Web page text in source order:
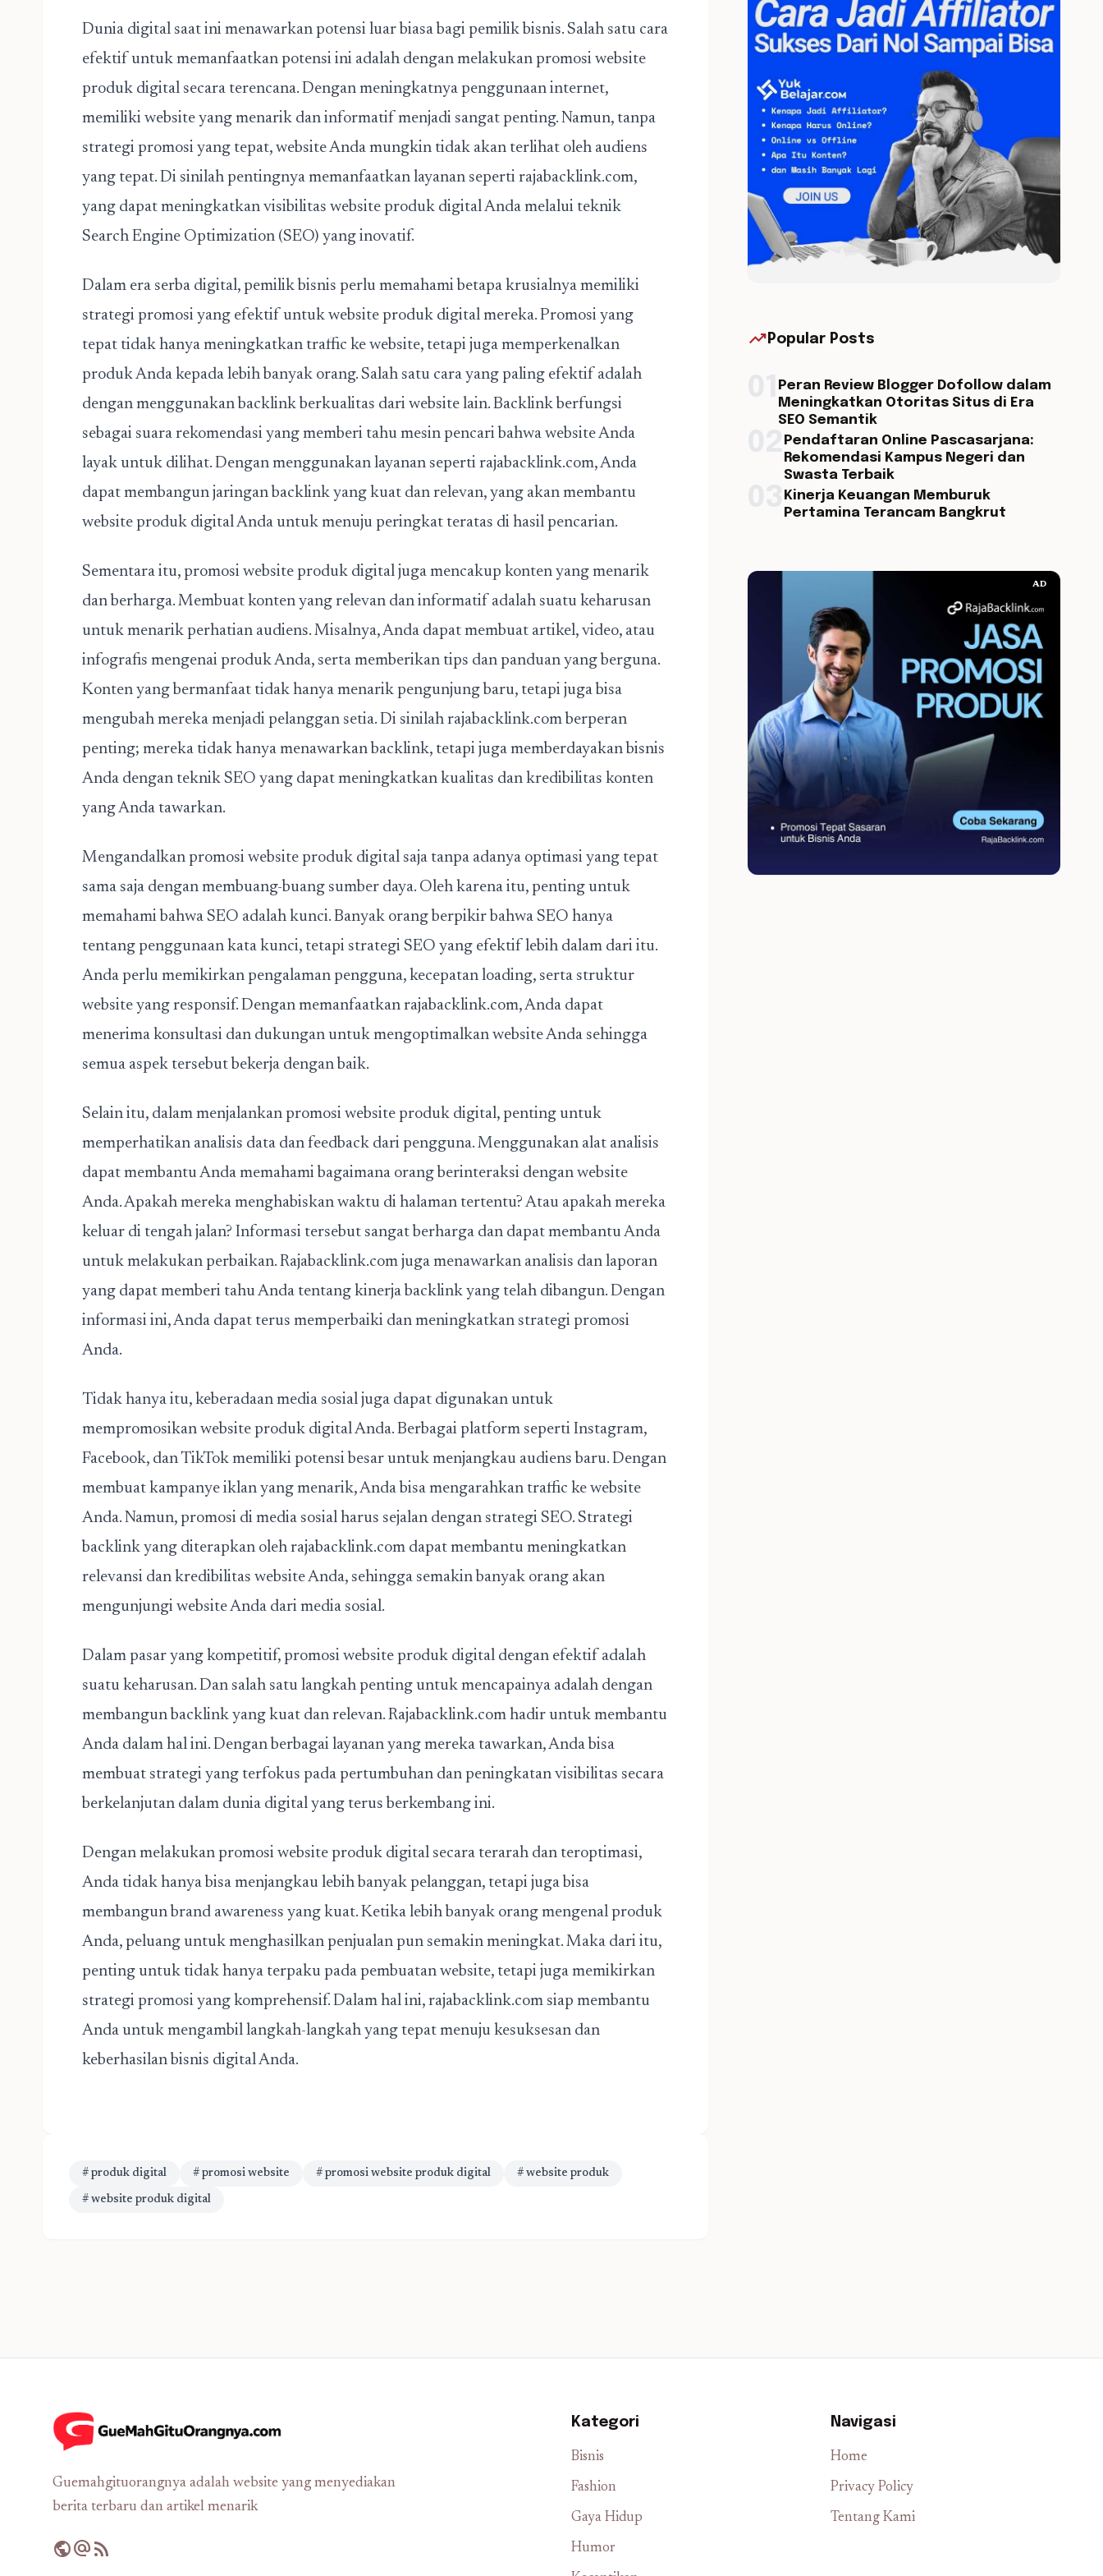
Dunia digital saat ini menawarkan potensi luar biasa bagi pemilik bisnis. Salah satu cara
efektif untuk memanfaatkan potensi ini adalah dengan melakukan promosi website
produk digital secara terencana. Dengan meningkatnya penggunaan internet,
memiliki website yang menarik dan informatif menjadi sangat penting. Namun, tanpa
strategi promosi yang tepat, website Anda mungkin tidak akan terlihat oleh audiens
yang tepat. Di sinilah pentingnya memanfaatkan layanan seperti rajabacklink.com,
yang dapat meningkatkan visibilitas website produk digital Anda melalui teknik
Search Engine Optimization (SEO) yang inovatif.
Dalam era serba digital, pemilik bisnis perlu memahami betapa krusialnya memiliki
strategi promosi yang efektif untuk website produk digital mereka. Promosi yang
tepat tidak hanya meningkatkan traffic ke website, tetapi juga memperkenalkan
produk Anda kepada lebih banyak orang. Salah satu cara yang paling efektif adalah
dengan menggunakan backlink berkualitas dari website lain. Backlink berfungsi
sebagai suara rekomendasi yang memberi tahu mesin pencari bahwa website Anda
layak untuk dilihat. Dengan menggunakan layanan seperti rajabacklink.com, Anda
dapat membangun jaringan backlink yang kuat dan relevan, yang akan membantu
website produk digital Anda untuk menuju peringkat teratas di hasil pencarian.
Sementara itu, promosi website produk digital juga mencakup konten yang menarik
dan berharga. Membuat konten yang relevan dan informatif adalah suatu keharusan
untuk menarik perhatian audiens. Misalnya, Anda dapat membuat artikel, video, atau
infografis mengenai produk Anda, serta memberikan tips dan panduan yang berguna.
Konten yang bermanfaat tidak hanya menarik pengunjung baru, tetapi juga bisa
mengubah mereka menjadi pelanggan setia. Di sinilah rajabacklink.com berperan
penting; mereka tidak hanya menawarkan backlink, tetapi juga memberdayakan bisnis
Anda dengan teknik SEO yang dapat meningkatkan kualitas dan kredibilitas konten
yang Anda tawarkan.
Mengandalkan promosi website produk digital saja tanpa adanya optimasi yang tepat
sama saja dengan membuang-buang sumber daya. Oleh karena itu, penting untuk
memahami bahwa SEO adalah kunci. Banyak orang berpikir bahwa SEO hanya
tentang penggunaan kata kunci, tetapi strategi SEO yang efektif lebih dalam dari itu.
Anda perlu memikirkan pengalaman pengguna, kecepatan loading, serta struktur
website yang responsif. Dengan memanfaatkan rajabacklink.com, Anda dapat
menerima konsultasi dan dukungan untuk mengoptimalkan website Anda sehingga
semua aspek tersebut bekerja dengan baik.
Selain itu, dalam menjalankan promosi website produk digital, penting untuk
memperhatikan analisis data dan feedback dari pengguna. Menggunakan alat analisis
dapat membantu Anda memahami bagaimana orang berinteraksi dengan website
Anda. Apakah mereka menghabiskan waktu di halaman tertentu? Atau apakah mereka
keluar di tengah jalan? Informasi tersebut sangat berharga dan dapat membantu Anda
untuk melakukan perbaikan. Rajabacklink.com juga menawarkan analisis dan laporan
yang dapat memberi tahu Anda tentang kinerja backlink yang telah dibangun. Dengan
informasi ini, Anda dapat terus memperbaiki dan meningkatkan strategi promosi
Anda.
Tidak hanya itu, keberadaan media sosial juga dapat digunakan untuk
mempromosikan website produk digital Anda. Berbagai platform seperti Instagram,
Facebook, dan TikTok memiliki potensi besar untuk menjangkau audiens baru. Dengan
membuat kampanye iklan yang menarik, Anda bisa mengarahkan traffic ke website
Anda. Namun, promosi di media sosial harus sejalan dengan strategi SEO. Strategi
backlink yang diterapkan oleh rajabacklink.com dapat membantu meningkatkan
relevansi dan kredibilitas website Anda, sehingga semakin banyak orang akan
mengunjungi website Anda dari media sosial.
Dalam pasar yang kompetitif, promosi website produk digital dengan efektif adalah
suatu keharusan. Dan salah satu langkah penting untuk mencapainya adalah dengan
membangun backlink yang kuat dan relevan. Rajabacklink.com hadir untuk membantu
Anda dalam hal ini. Dengan berbagai layanan yang mereka tawarkan, Anda bisa
membuat strategi yang terfokus pada pertumbuhan dan peningkatan visibilitas secara
berkelanjutan dalam dunia digital yang terus berkembang ini.
Dengan melakukan promosi website produk digital secara terarah dan teroptimasi,
Anda tidak hanya bisa menjangkau lebih banyak pelanggan, tetapi juga bisa
membangun brand awareness yang kuat. Ketika lebih banyak orang mengenal produk
Anda, peluang untuk menghasilkan penjualan pun semakin meningkat. Maka dari itu,
penting untuk tidak hanya terpaku pada pembuatan website, tetapi juga memikirkan
strategi promosi yang komprehensif. Dalam hal ini, rajabacklink.com siap membantu
Anda untuk mengambil langkah-langkah yang tepat menuju kesuksesan dan
keberhasilan bisnis digital Anda.
# produk digital # promosi website # promosi website produk digital # website produk
# website produk digital
trending_up Popular Posts
Peran Review Blogger Dofollow dalam
Meningkatkan Otoritas Situs di Era
SEO Semantik
Pendaftaran Online Pascasarjana:
Rekomendasi Kampus Negeri dan
Swasta Terbaik
Kinerja Keuangan Memburuk
Pertamina Terancam Bangkrut
AD
Guemahgituorangnya adalah website yang menyediakan
berita terbaru dan artikel menarik
publicalternate_emailrss_feed
Kategori
Bisnis
Fashion
Gaya Hidup
Humor
Navigasi
Home
Privacy Policy
Tentang Kami